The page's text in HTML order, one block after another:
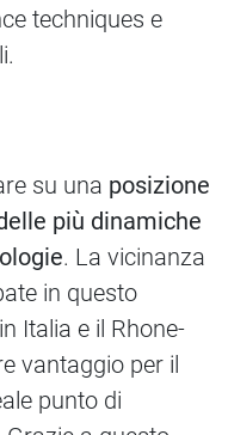
techniques e
su una posizione
più dinamiche
. La vicinanza
in questo
Italia e il Rhone-
vantaggio per il
punto di